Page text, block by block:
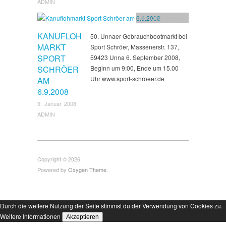
KANUFLOH
MARKT
SPORT
SCHRÖER
AM
6.9.2008
9. Januar 2008
ADMIN
Sonstige Termine
50. Unnaer Gebrauchbootmarkt bei
Sport Schröer, Massenerstr. 137,
59423 Unna 6. September 2008,
Beginn um 9:00, Ende um 15.00
Uhr www.sport-schroeer.de
Copyright © 2026
Powered by Oxygen Theme
Durch die weitere Nutzung der Seite stimmst du der Verwendung von Cookies zu.
Weitere Informationen
Akzeptieren